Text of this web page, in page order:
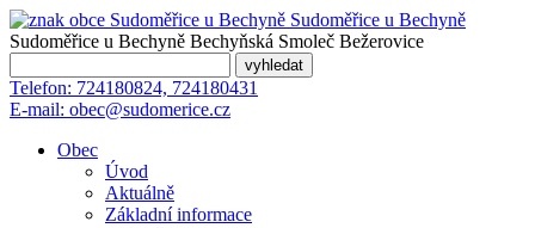
Sudoměřice u Bechyně
Sudoměřice u Bechyně Bechyňská Smoleč Bežerovice
Telefon: 724180824, 724180431
E-mail: obec@sudomerice.cz
Obec
Úvod
Aktuálně
Základní informace